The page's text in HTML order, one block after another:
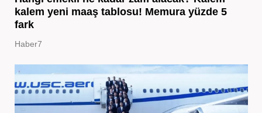
kalem yeni maaş tablosu! Memura yüzde 5
fark
Haber7